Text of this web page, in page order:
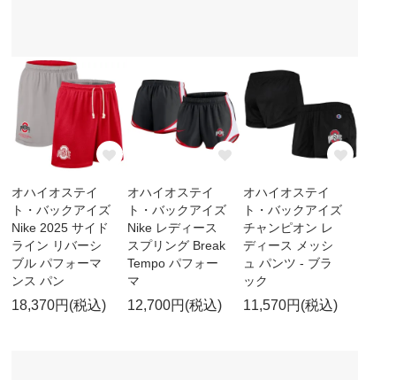
オハイオステイ
ト・バックアイズ
Nike 2025 サイド
ライン リバーシ
ブル パフォーマ
ンス パン
18,370円(税込)
オハイオステイ
ト・バックアイズ
Nike レディース
スプリング Break
Tempo パフォー
マ
12,700円(税込)
オハイオステイ
ト・バックアイズ
チャンピオン レ
ディース メッシ
ュ パンツ - ブラ
ック
11,570円(税込)